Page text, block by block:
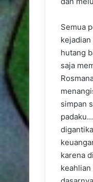
Semua
hutang
saja
simpan
karena